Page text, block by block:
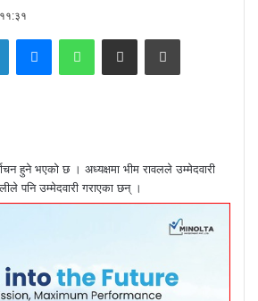
हुने भएको छ । अध्यक्षमा भीम रावलले उम्मेदवारी
पनि उम्मेदवारी गराएका छन् ।